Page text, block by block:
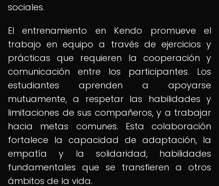
sociales.
El entrenamiento en Kendo promueve el
trabajo en equipo a través de ejercicios y
prácticas que requieren la cooperación y
comunicación entre los participantes. Los
estudiantes aprenden a apoyarse
mutuamente, a respetar las habilidades y
limitaciones de sus compañeros, y a trabajar
hacia metas comunes. Esta colaboración
fortalece la capacidad de adaptación, la
empatía y la solidaridad, habilidades
fundamentales que se transfieren a otros
ámbitos de la vida.